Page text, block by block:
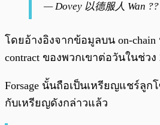
— Dovey 以德服人 Wan ??
โดยอ้างอิงจากข้อมูลบน on-
contract ของพวกเขาต่อวันในช่ว
Forsage นั้นถือเป็นเหรียญแชร์ลู
กับเหรียญดังกล่าวแล้ว